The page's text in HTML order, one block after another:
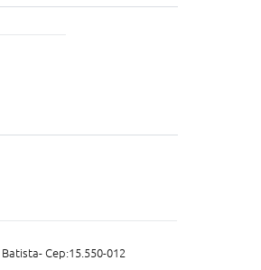
Cep:15.550-012